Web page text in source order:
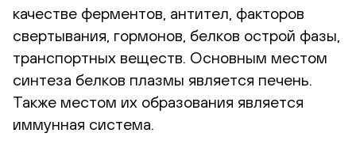
качестве ферментов, антител, факторов
свертывания, гормонов, белков острой фазы,
транспортных веществ. Основным местом
синтеза белков плазмы является печень.
Также местом их образования является
иммунная система.